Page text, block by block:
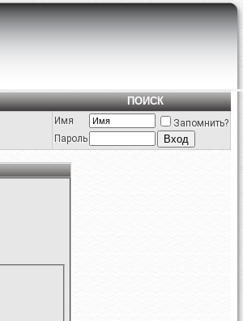
ПОИСК
Имя
Запомнить?
Пароль